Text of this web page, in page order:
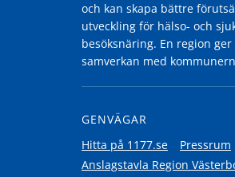
och kan skapa bättre
utveckling för hälso- och
besöksnäring. En region
samverkan med
GENVÄGAR
Hitta på 1177.se
Pressrum
Anslagstavla Region